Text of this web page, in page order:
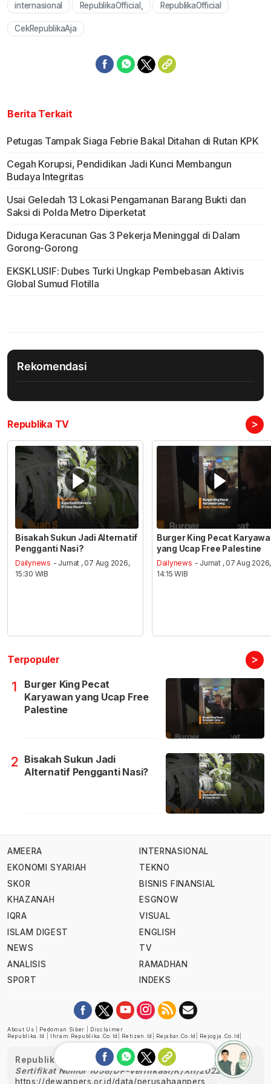
internasional RepublikaOfficial, RepublikaOfficial
CekRepublikaAja
Berita Terkait
Petugas Tampak Siaga Febrie Bakal Ditahan di Rutan KPK
Cegah Korupsi, Pendidikan Jadi Kunci Membangun
Budaya Integritas
Usai Geledah 13 Lokasi Pengamanan Barang Bukti dan
Saksi di Polda Metro Diperketat
Diduga Keracunan Gas 3 Pekerja Meninggal di Dalam
Gorong-Gorong
EKSKLUSIF: Dubes Turki Ungkap Pembebasan Aktivis
Global Sumud Flotilla
Rekomendasi
Republika TV >
Bisakah Sukun Jadi Alternatif
Pengganti Nasi?
Dailynews - Jumat , 07 Aug 2026,
15:30 WIB
Burger King Pecat
yang Ucap Free Palestine
Dailynews - Jumat , 07 Aug 2026,
14:15 WIB
Terpopuler >
1
Burger King Pecat
Karyawan yang Ucap Free
Palestine
2 Bisakah Sukun Jadi
Alternatif Pengganti Nasi?
AMEERA
EKONOMI SYARIAH
SKOR
KHAZANAH
IQRA
ISLAM DIGEST
NEWS
ANALISIS
SPORT
INTERNASIONAL
TEKNO
BISNIS FINANSIAL
ESGNOW
VISUAL
ENGLISH
TV
RAMADHAN
INDEKS
About Us Pedoman Siber
Disclaimer
Republika.id
Ihram.republika.co.id Retizen.id Rejabar.co.id Rejogja.co.id
Republika telah diverifikasi oleh Dewan Pers
Sertifikat Nomor 1058/DP-Verifikasi/K/XII/2022
https://dewanpers.or.id/data/perusahaanpers